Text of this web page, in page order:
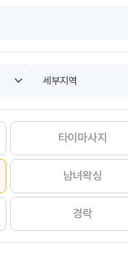
타이마사지
남녀왁싱
경락